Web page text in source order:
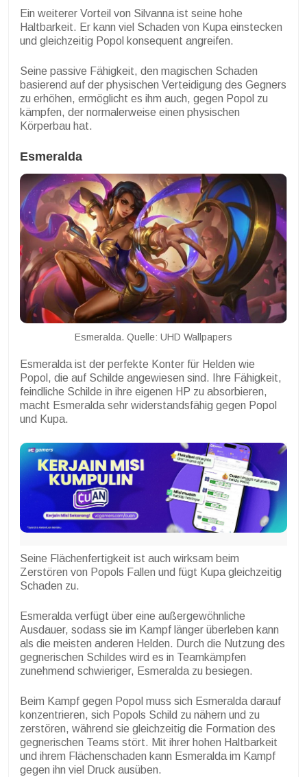
Ein weiterer Vorteil von Silvanna ist seine hohe
Haltbarkeit. Er kann viel Schaden von Kupa einstecken
und gleichzeitig Popol konsequent angreifen.
Seine passive Fähigkeit, den magischen Schaden
basierend auf der physischen Verteidigung des Gegners
zu erhöhen, ermöglicht es ihm auch, gegen Popol zu
kämpfen, der normalerweise einen physischen
Körperbau hat.
Esmeralda
Esmeralda. Quelle: UHD Wallpapers
Esmeralda ist der perfekte Konter für Helden wie
Popol, die auf Schilde angewiesen sind. Ihre Fähigkeit,
feindliche Schilde in ihre eigenen HP zu absorbieren,
macht Esmeralda sehr widerstandsfähig gegen Popol
und Kupa.
Seine Flächenfertigkeit ist auch wirksam beim
Zerstören von Popols Fallen und fügt Kupa gleichzeitig
Schaden zu.
Esmeralda verfügt über eine außergewöhnliche
Ausdauer, sodass sie im Kampf länger überleben kann
als die meisten anderen Helden. Durch die Nutzung des
gegnerischen Schildes wird es in Teamkämpfen
zunehmend schwieriger, Esmeralda zu besiegen.
Beim Kampf gegen Popol muss sich Esmeralda darauf
konzentrieren, sich Popols Schild zu nähern und zu
zerstören, während sie gleichzeitig die Formation des
gegnerischen Teams stört. Mit ihrer hohen Haltbarkeit
und ihrem Flächenschaden kann Esmeralda im Kampf
gegen ihn viel Druck ausüben.